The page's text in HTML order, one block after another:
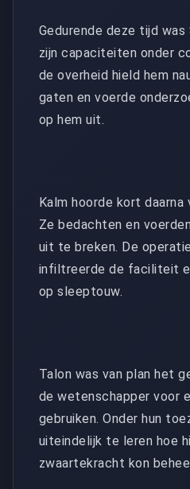
Gedurende deze tijd
zijn capaciteiten onder
de overheid hield hem
gaten en voerde
op hem uit.
Kalm hoorde kort daarna
Ze bedachten en
uit te breken. De
infiltreerde de faciliteit
op sleeptouw.
Talon was van plan het
de wetenschapper voor
gebruiken. Onder hun
uiteindelijk te leren hoe
zwaartekracht kon